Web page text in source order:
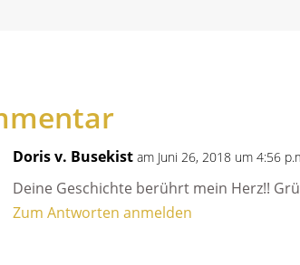
Doris v. Busekist am Juni 26, 2018 um 4:56
Deine Geschichte berührt mein Herz!!
Zum Antworten anmelden